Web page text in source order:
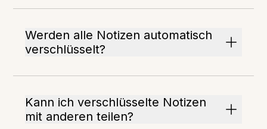
Werden alle Notizen automatisch
verschlüsselt?
Kann ich verschlüsselte Notizen
mit anderen teilen?